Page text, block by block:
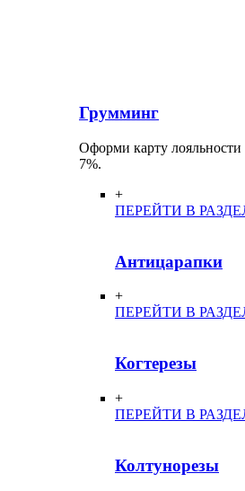
Грумминг
Оформи карту
7%.
+
ПЕРЕЙТИ В
Антицарапки
+
ПЕРЕЙТИ В
Когтерезы
+
ПЕРЕЙТИ В
Колтунорезы